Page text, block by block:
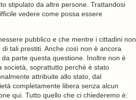
stipulato da altre persone. Trattandosi
vedere come possa essere
pubblico e che mentre i cittadini non
tali prestiti. Anche così non è ancora
parte questa questione. Inoltre non è
società, soprattutto perché è stato
attribuite allo stato, dal
completamente libera senza alcun
qui. Tutto quello che ci chiederemo è: